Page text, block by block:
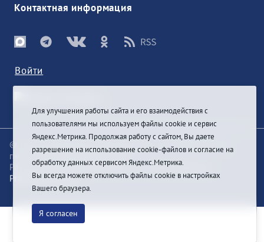
Контактная информация
Войти
© При цитировании информации с сайта ссылка на
первоисточник обязательна
Разработка и техподдержка сайта Bars-Penza &
Pragmatic Studio
Для улучшения работы сайта и его взаимодействия с
пользователями мы используем файлы cookie и сервис
Яндекс.Метрика. Продолжая работу с сайтом, Вы даете
разрешение на использование cookie-файлов и согласие на
обработку данных сервисом Яндекс.Метрика.
Вы всегда можете отключить файлы cookie в настройках
Вашего браузера.
Я согласен